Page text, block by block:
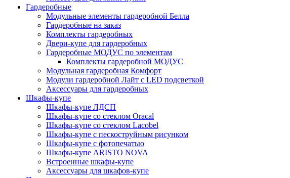
Гардеробные
Модульные элементы гардеробной Белла
Гардеробные на заказ
Комплекты гардеробных
Двери-купе для гардеробных
Гардеробные МОДУС по элементам
Комплекты гардеробной МОДУС
Модульная гардеробная Комфорт
Модули гардеробной Лайт с LED подсветкой
Аксессуары для гардеробных
Шкафы-купе
Шкафы-купе ЛДСП
Шкафы-купе со стеклом Oracal
Шкафы-купе со стеклом Lacobel
Шкафы-купе с пескоструйным рисунком
Шкафы-купе с фотопечатью
Шкафы-купе ARISTO NOVA
Встроенные шкафы-купе
Аксессуары для шкафов-купе